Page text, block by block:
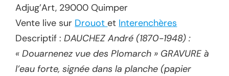
Adjug’Art, 29000 Quimper
Vente live sur Drouotet Interenchères
Descriptif :DAUCHEZ André (1870-1948) :
« Douarnenez vue des Plomarch » GRAVURE à
l’eau forte, signée dans la planche (papier